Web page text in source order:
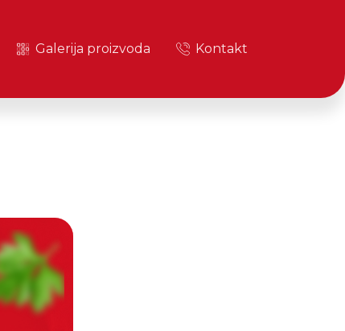
Galerija proizvoda Kontakt